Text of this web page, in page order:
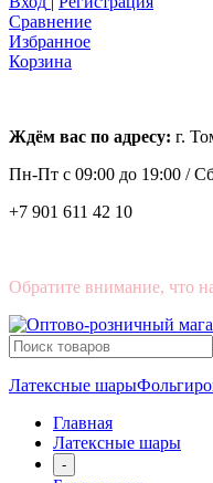
Сравнение
Избранное
Корзина
Ждём вас по адресу: г.
Пн-Пт с 09:00 до 19:00 /
+7 901 611 42 10
Обратите внимание, что
Латексные шары
Главная
Латексные шары
-